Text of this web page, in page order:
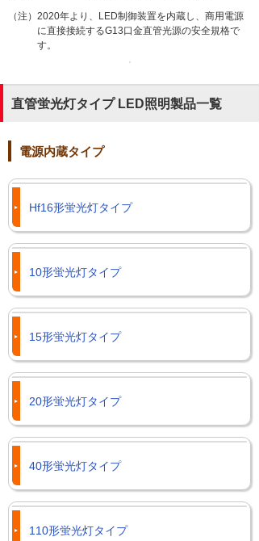
（注）2020年より、LED制御装置を内蔵し、商用電源
に直接接続するG13口金直管光源の安全規格で
す。
直管蛍光灯タイプ LED照明製品一覧
電源内蔵タイプ
Hf16形蛍光灯タイプ
10形蛍光灯タイプ
15形蛍光灯タイプ
20形蛍光灯タイプ
40形蛍光灯タイプ
110形蛍光灯タイプ